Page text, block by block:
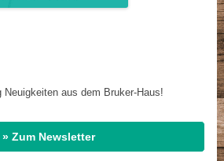
Neuigkeiten aus dem Bruker-Haus!
» Zum Newsletter